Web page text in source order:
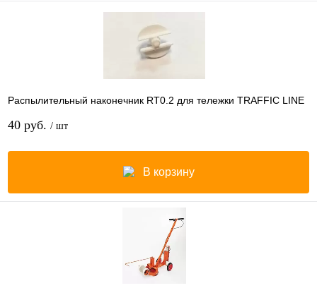
Распылительный наконечник RT0.2 для тележки TRAFFIC LINE
40 руб. / шт
В корзину